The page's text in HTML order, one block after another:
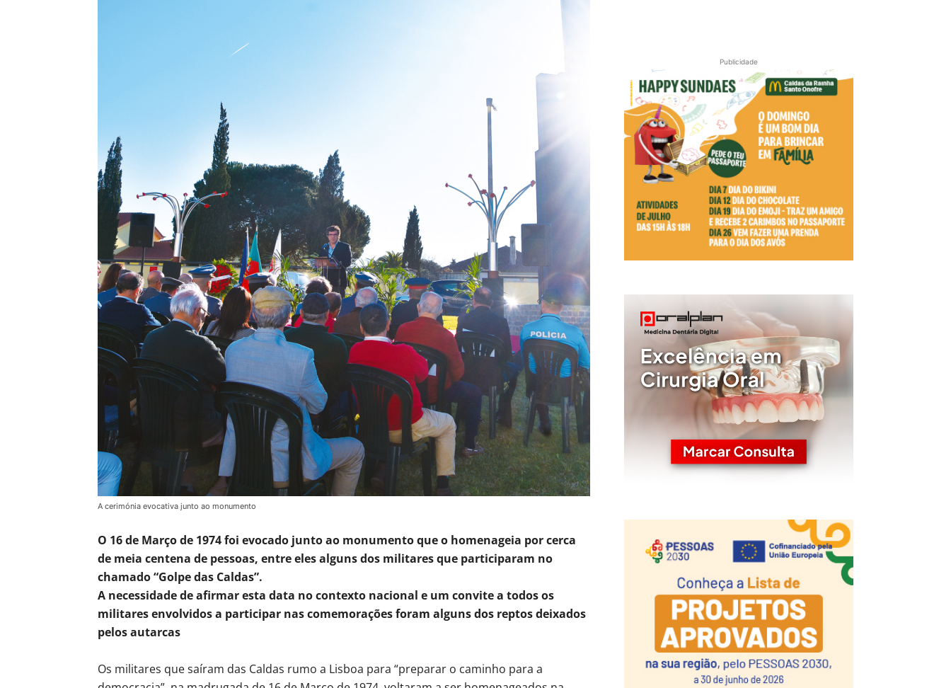
A cerimónia evocativa junto ao monumento
O 16 de Março de 1974 foi evocado junto ao monumento que o homenageia por cerca
de meia centena de pessoas, entre eles alguns dos militares que participaram no
chamado “Golpe das Caldas”.
A necessidade de afirmar esta data no contexto nacional e um convite a todos os
militares envolvidos a participar nas comemorações foram alguns dos reptos deixados
pelos autarcas
Os militares que saíram das Caldas rumo a Lisboa para “preparar o caminho para a
Publicidade